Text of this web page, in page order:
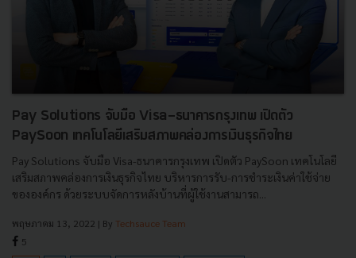
Pay Solutions จับมือ Visa-ธนาคารกรุงเทพ เปิดตัว
PaySoon เทคโนโลยีเสริมสภาพคล่องการเงินธุรกิจไทย
Pay Solutions จับมือ Visa-ธนาคารกรุงเทพ เปิดตัว PaySoon เทคโนโลยี
เสริมสภาพคล่องการเงินธุรกิจไทย บริหารการรับ-การชำระเงินค่าใช้จ่าย
ขององค์กร ด้วยระบบจัดการหลังบ้านที่ผู้ใช้งานสามารถ...
พฤษภาคม 13, 2022 | By Techsauce Team
5